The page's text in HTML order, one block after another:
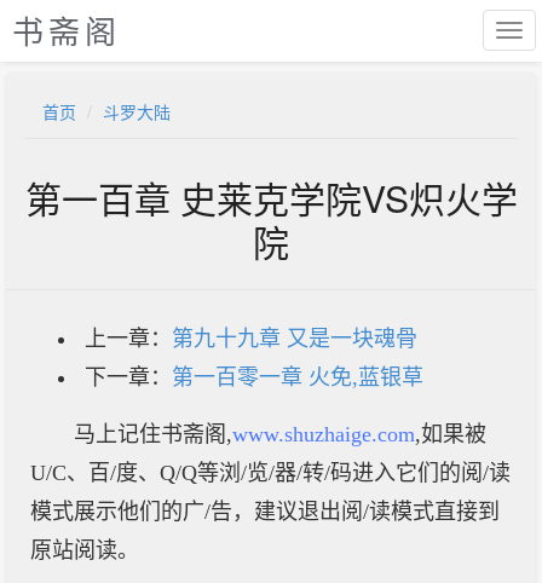
书斋阁
首页 斗罗大陆
第一百章 史莱克学院VS炽火学
院
上一章： 第九十九章 又是一块魂骨
下一章： 第一百零一章 火免,蓝银草
马上记住书斋阁,www.shuzhaige.com,如果被
U/C、百/度、Q/Q等浏/览/器/转/码进入它们的阅/读
模式展示他们的广/告，建议退出阅/读模式直接到
原站阅读。